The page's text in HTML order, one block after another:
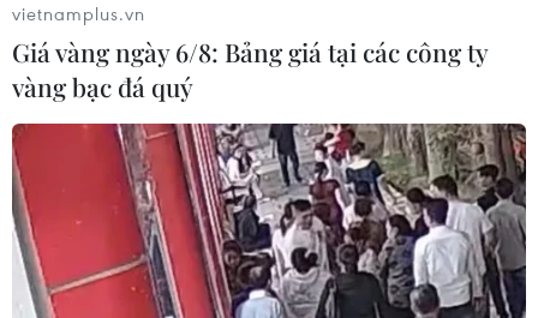
CƠ QUAN CHỦ QUẢN: THÔNG TẤN XÃ VIỆT NAM
Tổng Biên tập: TRẦN TIẾN DUẨN
Phó Tổng Biên tập: NGUYỄN THỊ TÁM, KHÚC THANH
THỦY
Sở hữu trí tuệ
Quy định sử dụng
RSS
Hỗ trợ
vietnamplus.vn
Giá vàng ngày 6/8: Bảng giá tại các công ty
vàng bạc đá quý